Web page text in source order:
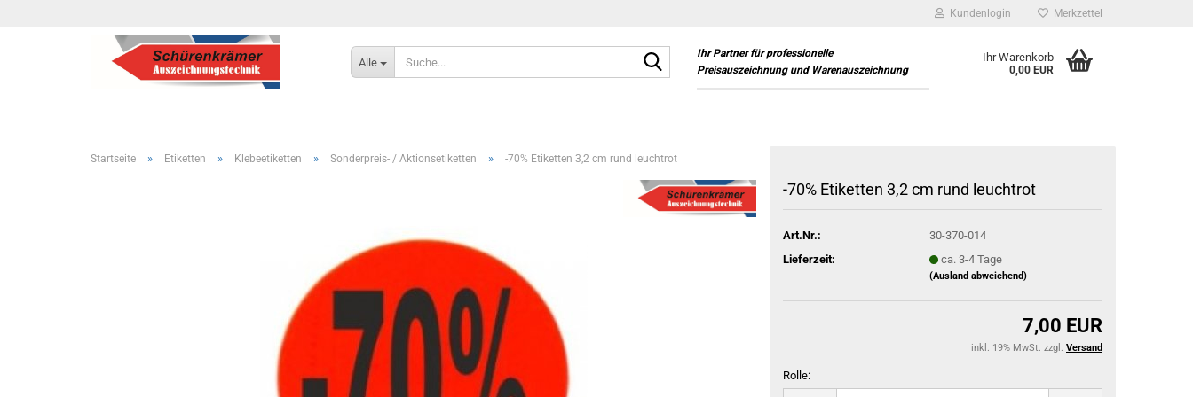
Kundenlogin Merkzettel
Alle
Suche...Ihr Partner für professionelle
Preisauszeichnung und Warenauszeichnung
Ihr Warenkorb
0,00 EUR
Startseite » Etiketten » Klebeetiketten » Sonderpreis- / Aktionsetiketten » -70% Etiketten 3,2 cm rund leuchtrot
-70% Etiketten 3,2 cm rund leuchtrot
Art.Nr.:
30-370-014
Lieferzeit:
ca. 3-4 Tage
(Ausland abweichend)
7,00 EUR
inkl. 19% MwSt. zzgl. Versand
Rolle: